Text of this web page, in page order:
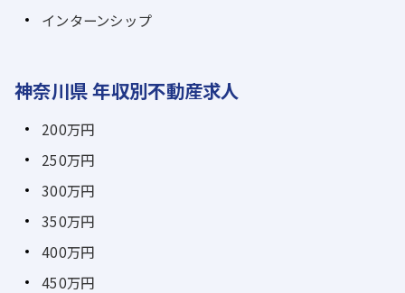
インターンシップ
神奈川県 年収別不動産求人
200万円
250万円
300万円
350万円
400万円
450万円